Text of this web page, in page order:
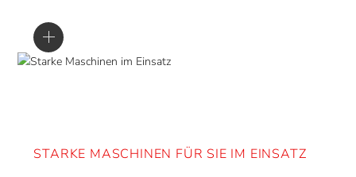
STARKE MASCHINEN FÜR SIE IM EINSATZ